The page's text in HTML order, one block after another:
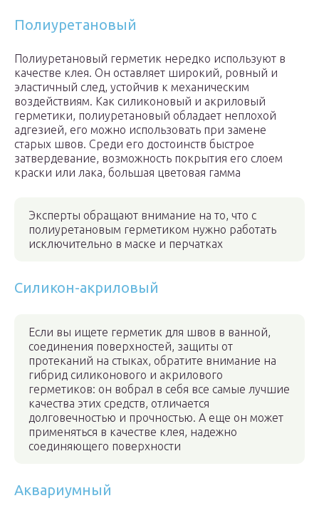
Полиуретановый
Полиуретановый герметик нередко используют в
качестве клея. Он оставляет широкий, ровный и
эластичный след, устойчив к механическим
воздействиям. Как силиконовый и акриловый
герметики, полиуретановый обладает неплохой
адгезией, его можно использовать при замене
старых швов. Среди его достоинств быстрое
затвердевание, возможность покрытия его слоем
краски или лака, большая цветовая гамма
Эксперты обращают внимание на то, что с
полиуретановым герметиком нужно работать
исключительно в маске и перчатках
Силикон-акриловый
Если вы ищете герметик для швов в ванной,
соединения поверхностей, защиты от
протеканий на стыках, обратите внимание на
гибрид силиконового и акрилового
герметиков: он вобрал в себя все самые лучшие
качества этих средств, отличается
долговечностью и прочностью. А еще он может
применяться в качестве клея, надежно
соединяющего поверхности
Аквариумный